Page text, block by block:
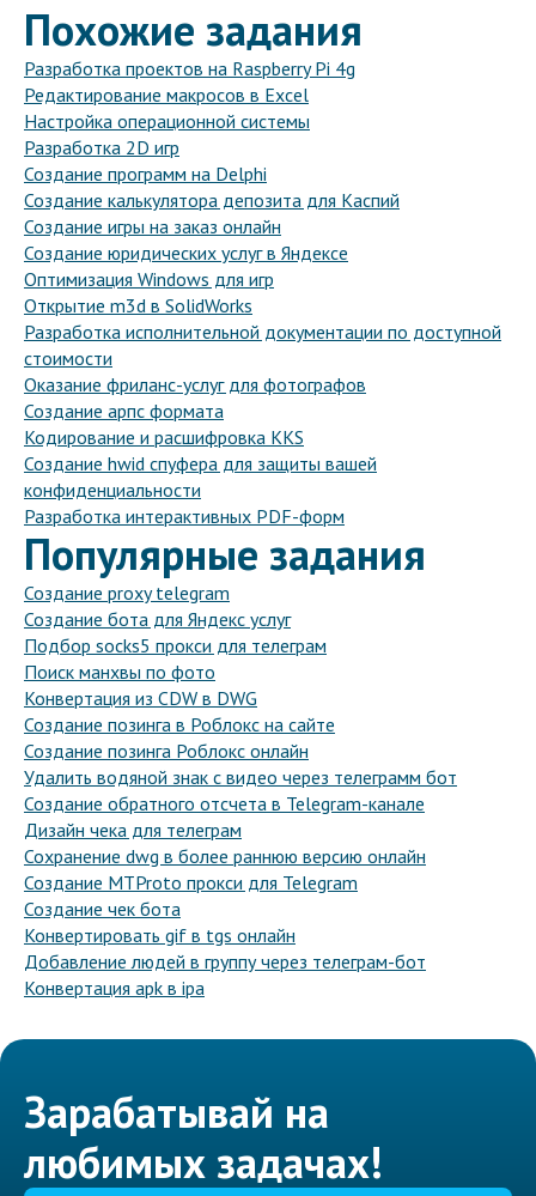
Похожие задания
Разработка проектов на Raspberry Pi 4g
Редактирование макросов в Excel
Настройка операционной системы
Разработка 2D игр
Создание программ на Delphi
Создание калькулятора депозита для Каспий
Создание игры на заказ онлайн
Создание юридических услуг в Яндексе
Оптимизация Windows для игр
Открытие m3d в SolidWorks
Разработка исполнительной документации по доступной
стоимости
Оказание фриланс-услуг для фотографов
Создание арпс формата
Кодирование и расшифровка KKS
Создание hwid спуфера для защиты вашей
конфиденциальности
Разработка интерактивных PDF-форм
Популярные задания
Создание proxy telegram
Создание бота для Яндекс услуг
Подбор socks5 прокси для телеграм
Поиск манхвы по фото
Конвертация из CDW в DWG
Создание позинга в Роблокс на сайте
Создание позинга Роблокс онлайн
Удалить водяной знак с видео через телеграмм бот
Создание обратного отсчета в Telegram-канале
Дизайн чека для телеграм
Сохранение dwg в более раннюю версию онлайн
Создание MTProto прокси для Telegram
Создание чек бота
Конвертировать gif в tgs онлайн
Добавление людей в группу через телеграм-бот
Конвертация apk в ipa
Зарабатывай на
любимых задачах!